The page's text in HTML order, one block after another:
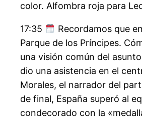
color. Alfombra roja para
17:35
Recordamos que
Parque de los Príncipes.
una visión común del
dio una asistencia en el
Morales, el narrador del
de final, España superó al
condecorado con la